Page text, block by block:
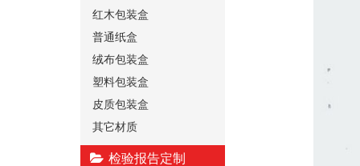
红木包装盒
普通纸盒
绒布包装盒
塑料包装盒
皮质包装盒
其它材质
检验报告定制